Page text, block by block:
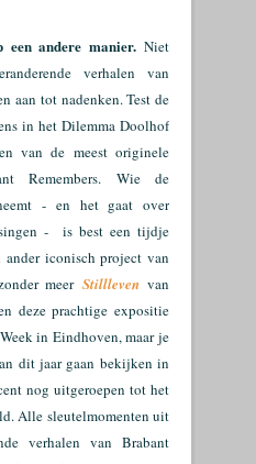
een andere manier. Niet
verhalen van
aan tot nadenken. Test de
in het Dilemma Doolhof
van de meest originele
Remembers. Wie de
- en het gaat over
- is best een tijdje
iconisch project van
meer Stillleven van
deze prachtige expositie
in Eindhoven, maar je
dit jaar gaan bekijken in
nog uitgeroepen tot het
Alle sleutelmomenten uit
verhalen van Brabant